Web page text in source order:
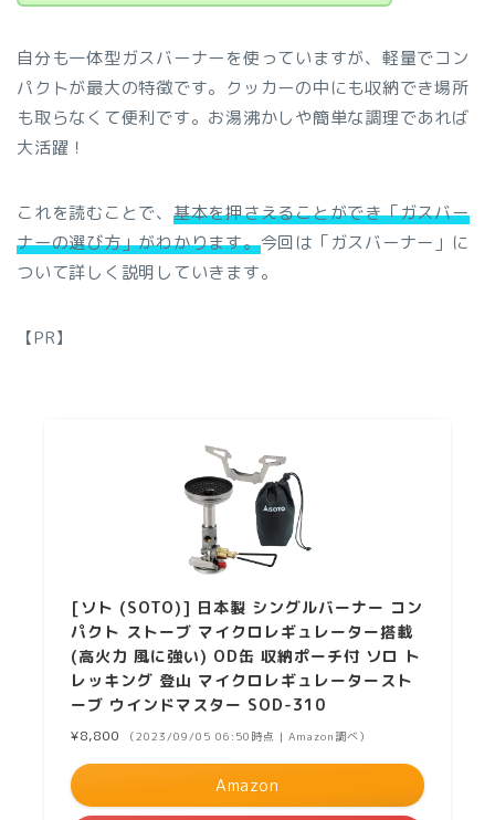
自分も一体型ガスバーナーを使っていますが、軽量でコン
パクトが最大の特徴です。クッカーの中にも収納でき場所
も取らなくて便利です。お湯沸かしや簡単な調理であれば
大活躍！
これを読むことで、 基本を押さえることができ「ガスバー
ナーの選び方」がわかります。今回は「ガスバーナー」に
ついて詳しく説明していきます。
【PR】
[ソト (SOTO)] 日本製 シングルバーナー コン
パクト ストーブ マイクロレギュレーター搭載
(高火力 風に強い) OD缶 収納ポーチ付 ソロ ト
レッキング 登山 マイクロレギュレータースト
ーブ ウインドマスター SOD-310
¥8,800 （2023/09/05 06:50時点 | Amazon調べ）
Amazon